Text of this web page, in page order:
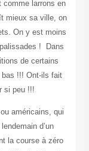
comme larrons en
mieux sa ville, on
On y est moins
! Dans
de certains
bas !!! Ont-ils fait
si peu !!!
américains, qui
d’un
la course à zéro